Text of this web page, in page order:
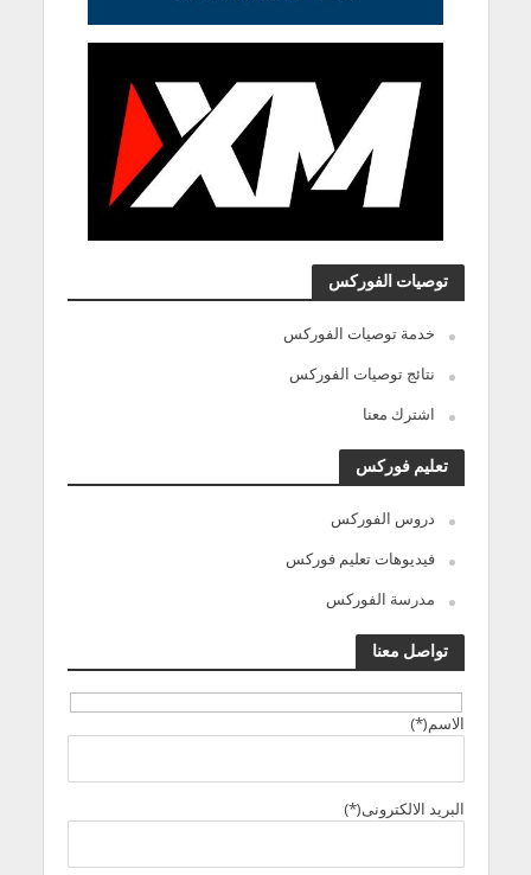
توصيات الفوركس
خدمة توصيات الفوركس
نتائج توصيات الفوركس
اشترك معنا
تعليم فوركس
دروس الفوركس
فيديوهات تعليم فوركس
مدرسة الفوركس
تواصل معنا
الاسم(*)
البريد الالكترونى(*)